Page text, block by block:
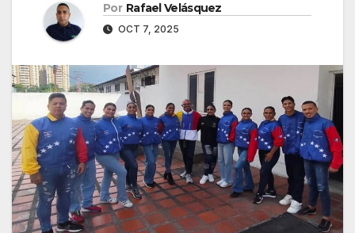
Por Rafael Velásquez
OCT 7, 2025